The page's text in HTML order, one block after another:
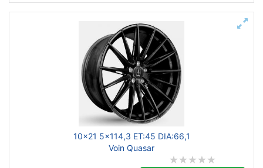
10x21 5x114,3 ET:45 DIA:66,1
Voin Quasar